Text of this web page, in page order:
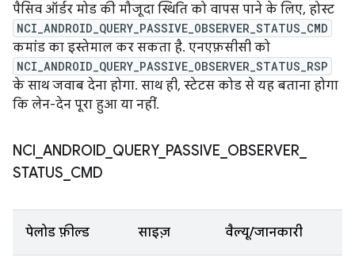
पैसिव ऑर्डर मोड की मौजूदा स्थिति को वापस पाने के लिए, होस्ट
NCI_ANDROID_QUERY_PASSIVE_OBSERVER_STATUS_CMD
कमांड का इस्तेमाल कर सकता है. एनएफ़सीसी को
NCI_ANDROID_QUERY_PASSIVE_OBSERVER_STATUS_RSP
के साथ जवाब देना होगा. साथ ही, स्टेटस कोड से यह बताना होगा
कि लेन-देन पूरा हुआ या नहीं.
NCI ANDROID QUERY_ PASSIVE OBSERVER
STATUS CMD
पेलोड फ़ील्ड साइज़ वैल्यू/जानकारी